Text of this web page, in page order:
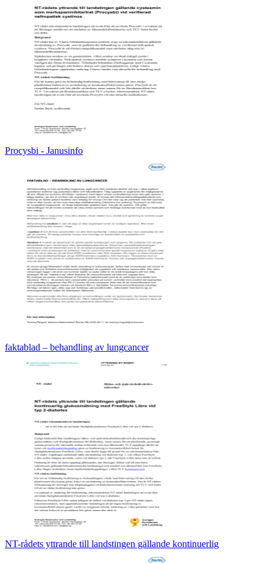
Procysbi - Janusinfo
faktablad – behandling av lungcancer
NT-rådets yttrande till landstingen gällande kontinuerlig